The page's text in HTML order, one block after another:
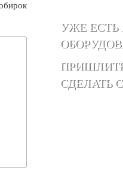
УЖЕ ЕСТЬ
СДЕЛАТЬ